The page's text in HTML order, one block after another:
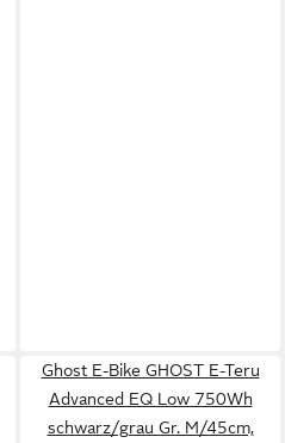
Ghost E-Bike GHOST E-Teru
Advanced EQ Low 750Wh
schwarz/grau Gr. M/45cm,